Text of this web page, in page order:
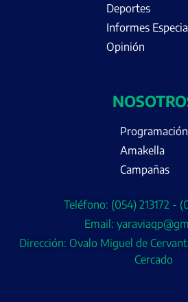
Deportes
Informes
Opinión
Programación
Amakella
Campañas
Teléfono: (054) 213172 -
Email:
Dirección: Ovalo Miguel de
Cercado